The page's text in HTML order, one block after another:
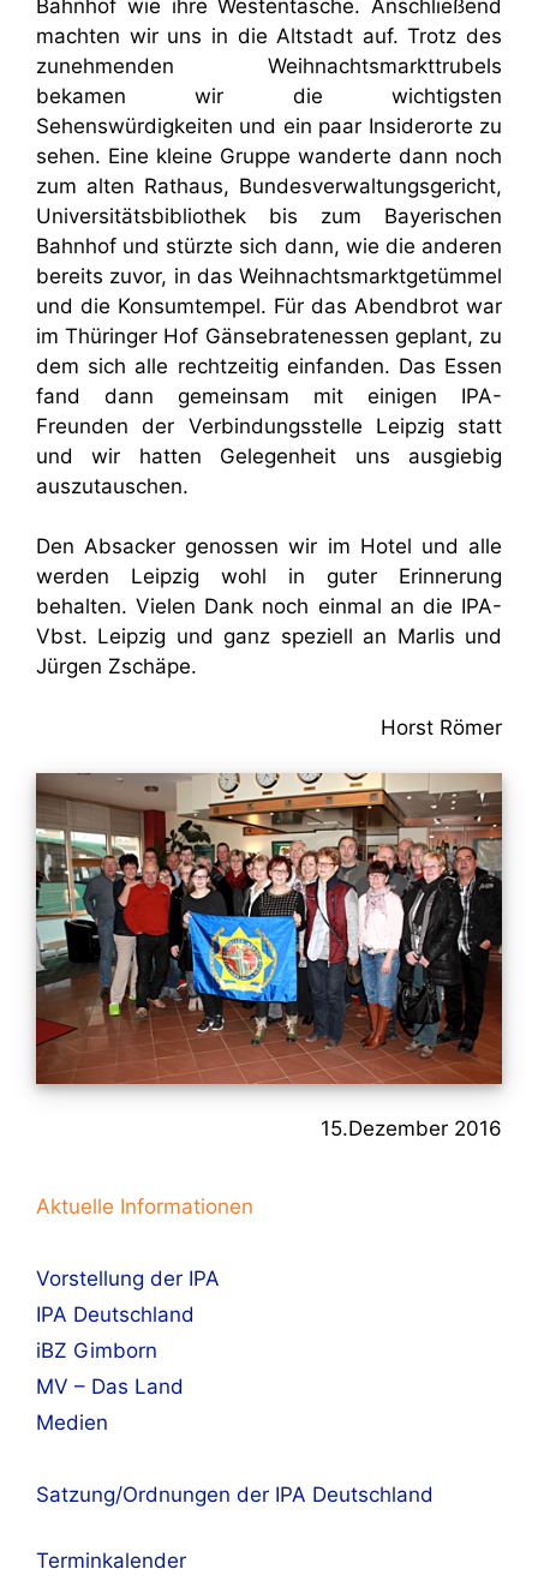
Bahnhof wie ihre Westentasche. Anschließend
machten wir uns in die Altstadt auf. Trotz des
zunehmenden Weihnachtsmarkttrubels
bekamen wir die wichtigsten
Sehenswürdigkeiten und ein paar Insiderorte zu
sehen. Eine kleine Gruppe wanderte dann noch
zum alten Rathaus, Bundesverwaltungsgericht,
Universitätsbibliothek bis zum Bayerischen
Bahnhof und stürzte sich dann, wie die anderen
bereits zuvor, in das Weihnachtsmarktgetümmel
und die Konsumtempel. Für das Abendbrot war
im Thüringer Hof Gänsebratenessen geplant, zu
dem sich alle rechtzeitig einfanden. Das Essen
fand dann gemeinsam mit einigen IPA-
Freunden der Verbindungsstelle Leipzig statt
und wir hatten Gelegenheit uns ausgiebig
auszutauschen.
Den Absacker genossen wir im Hotel und alle
werden Leipzig wohl in guter Erinnerung
behalten. Vielen Dank noch einmal an die IPA-
Vbst. Leipzig und ganz speziell an Marlis und
Jürgen Zschäpe.
Horst Römer
15.Dezember 2016
Aktuelle Informationen
Vorstellung der IPA
IPA Deutschland
iBZ Gimborn
MV – Das Land
Medien
Satzung/Ordnungen der IPA Deutschland
Terminkalender